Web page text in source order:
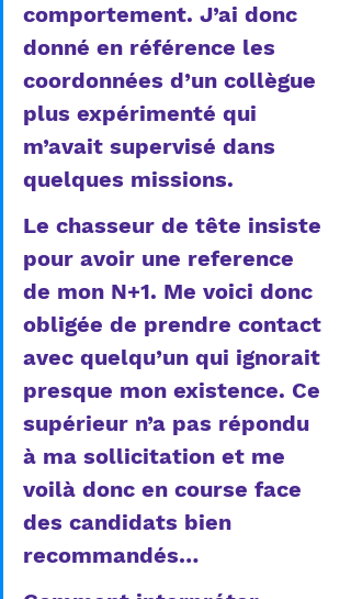
comportement. J’ai donc
donné en référence les
coordonnées d’un collègue
plus expérimenté qui
m’avait supervisé dans
quelques missions.
Le chasseur de tête insiste
pour avoir une reference
de mon N+1. Me voici donc
obligée de prendre contact
avec quelqu’un qui ignorait
presque mon existence. Ce
supérieur n’a pas répondu
à ma sollicitation et me
voilà donc en course face
des candidats bien
recommandés…